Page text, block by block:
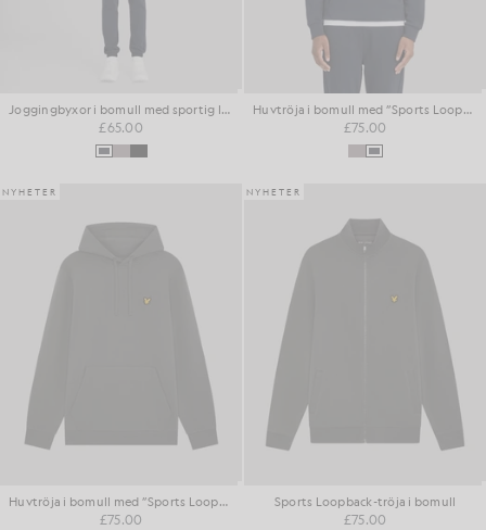
Joggingbyxor i bomull med sportig loopback-design
£65.00
Huvtröja i bomull med ”Sports Loopback”-tryck
£75.00
NYHETER
Huvtröja i bomull med ”Sports Loopback”-tryck
£75.00
NYHETER
Sports Loopback-tröja i bomull
£75.00